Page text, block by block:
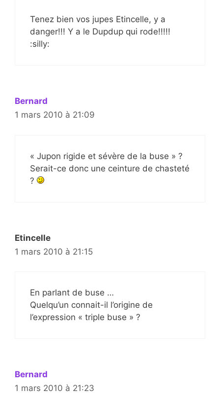
Tenez bien vos jupes Etincelle, y a
danger!!! Y a le Dupdup qui rode!!!!!
:silly:
Bernard
1 mars 2010 à 21:09
« Jupon rigide et sévère de la buse » ?
Serait-ce donc une ceinture de chasteté
?
Etincelle
1 mars 2010 à 21:15
En parlant de buse …
Quelqu’un connait-il l’origine de
l’expression « triple buse » ?
Bernard
1 mars 2010 à 21:23